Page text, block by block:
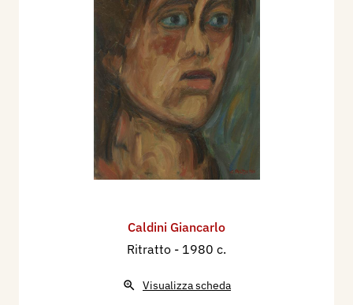
Caldini Giancarlo
Ritratto - 1980 c.
Visualizza scheda